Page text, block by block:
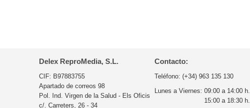
Delex ReproMedia, S.L.
CIF: B97883755
Apartado de correos 98
Pol. Ind. Virgen de la Salud - Els Oficis
c/. Carreters, 26 - 34
Contacto:
Teléfono: (+34) 963 135 130
Lunes a Viernes: 09:00 a 14:00 h.
15:00 a 18:30 h.